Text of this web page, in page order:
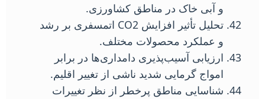
و آبی خاک در مناطق کشاورزی.
تحلیل تأثیر افزایش CO2 اتمسفری بر رشد
و عملکرد محصولات مختلف.
ارزیابی آسیب‌پذیری دامداری‌ها در برابر
امواج گرمایی شدید ناشی از تغییر اقلیم.
شناسایی مناطق پرخطر از نظر تغییرات